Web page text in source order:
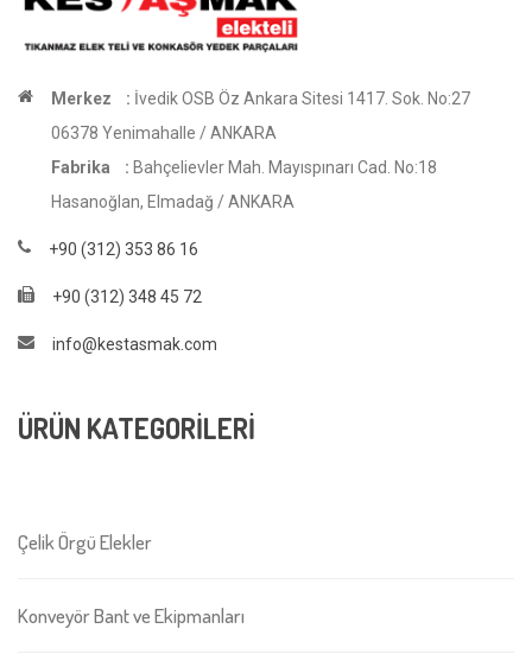
Merkez : İvedik OSB Öz Ankara Sitesi 1417. Sok. No:27
06378 Yenimahalle / ANKARA
Fabrika : Bahçelievler Mah. Mayıspınarı Cad. No:18
Hasanoğlan, Elmadağ / ANKARA
+90 (312) 353 86 16
+90 (312) 348 45 72
info@kestasmak.com
ÜRÜN KATEGORİLERİ
Çelik Örgü Elekler
Konveyör Bant ve Ekipmanları